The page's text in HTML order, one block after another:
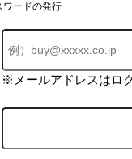
ワードの発行
※メールアドレスはロ